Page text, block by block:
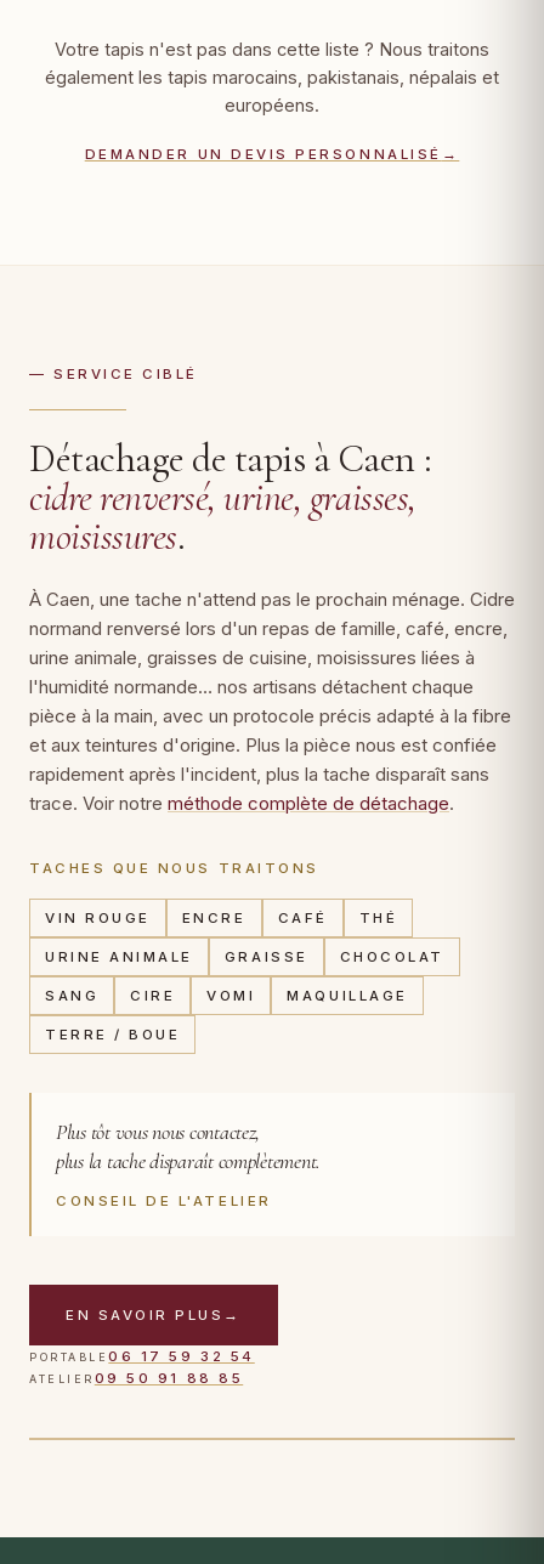
Votre tapis n'est pas dans cette liste ? Nous traitons
également les tapis marocains, pakistanais, népalais et
européens.
DEMANDER UN DEVIS PERSONNALISÉ →
— SERVICE CIBLÉ
Détachage de tapis à Caen :
cidre renversé, urine, graisses,
moisissures.
À Caen, une tache n'attend pas le prochain ménage. Cidre
normand renversé lors d'un repas de famille, café, encre,
urine animale, graisses de cuisine, moisissures liées à
l'humidité normande… nos artisans détachent chaque
pièce à la main, avec un protocole précis adapté à la fibre
et aux teintures d'origine. Plus la pièce nous est confiée
rapidement après l'incident, plus la tache disparaît sans
trace. Voir notre méthode complète de détachage.
TACHES QUE NOUS TRAITONS
VIN ROUGE ENCRE CAFÉ THÉ
URINE ANIMALE GRAISSE CHOCOLAT
SANG CIRE VOMI MAQUILLAGE
TERRE / BOUE
Plus tôt vous nous contactez,
plus la tache disparaît complètement.
CONSEIL DE L'ATELIER
EN SAVOIR PLUS →
PORTABLE06 17 59 32 54
ATELIER 09 50 91 88 85
CAS TRAITÉ
Tapis persan · tache de café et auréole · 48 h après
intervention